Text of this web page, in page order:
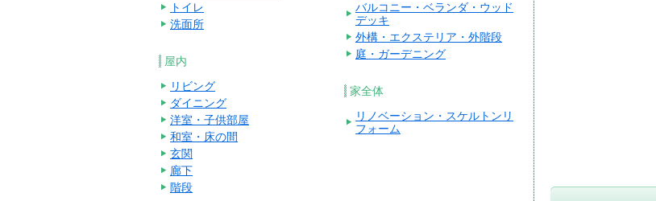
トイレ
洗面所
屋内
リビング
ダイニング
洋室・子供部屋
和室・床の間
玄関
廊下
階段
バルコニー・ベランダ・ウッド
デッキ
外構・エクステリア・外階段
庭・ガーデニング
家全体
リノベーション・スケルトンリ
フォーム